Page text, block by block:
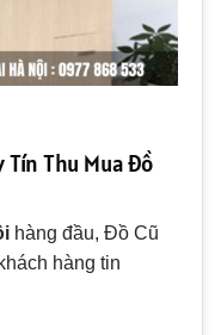
Thu Mua Đồ
hàng đầu, Đồ Cũ
hàng tin